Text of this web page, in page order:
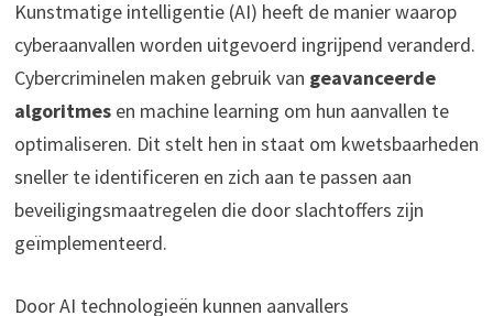
Kunstmatige intelligentie (AI) heeft de manier waarop
cyberaanvallen worden uitgevoerd ingrijpend veranderd.
Cybercriminelen maken gebruik van geavanceerde
algoritmesen machine learning om hun aanvallen te
optimaliseren. Dit stelt hen in staat om kwetsbaarheden
sneller te identificeren en zich aan te passen aan
beveiligingsmaatregelen die door slachtoffers zijn
geïmplementeerd.
Door AI technologieën kunnen aanvallers